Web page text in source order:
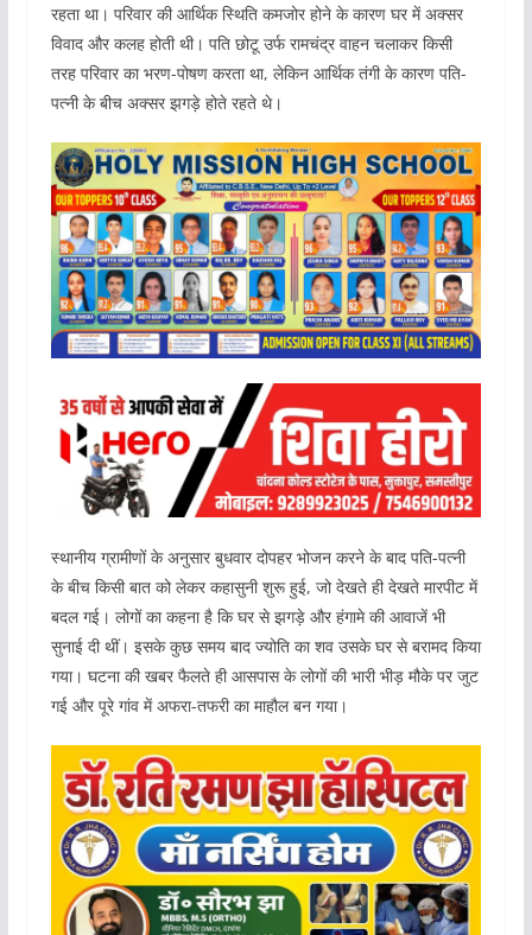
रहता था। परिवार की आर्थिक स्थिति कमजोर होने के कारण घर में अक्सर
विवाद और कलह होती थी। पति छोटू उर्फ रामचंद्र वाहन चलाकर किसी
तरह परिवार का भरण-पोषण करता था, लेकिन आर्थिक तंगी के कारण पति-
पत्नी के बीच अक्सर झगड़े होते रहते थे।
स्थानीय ग्रामीणों के अनुसार बुधवार दोपहर भोजन करने के बाद पति-पत्नी
के बीच किसी बात को लेकर कहासुनी शुरू हुई, जो देखते ही देखते मारपीट में
बदल गई। लोगों का कहना है कि घर से झगड़े और हंगामे की आवाजें भी
सुनाई दी थीं। इसके कुछ समय बाद ज्योति का शव उसके घर से बरामद किया
गया। घटना की खबर फैलते ही आसपास के लोगों की भारी भीड़ मौके पर जुट
गई और पूरे गांव में अफरा-तफरी का माहौल बन गया।